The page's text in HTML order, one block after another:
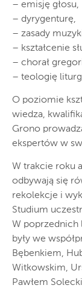
– emisję głosu,
– dyrygenturę,
– zasady
– kształcenie
– chorał
– teologię
O poziomie
wiedza,
Grono
ekspertów w
W trakcie roku
odbywają się
rekolekcje i
Studium
W poprzednich
były we
Bębenkiem,
Witkowskim,
Pawłem